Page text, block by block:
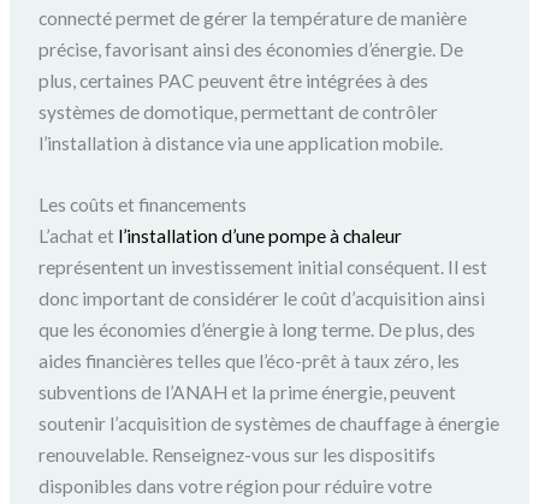
connecté permet de gérer la température de manière
précise, favorisant ainsi des économies d’énergie. De
plus, certaines PAC peuvent être intégrées à des
systèmes de domotique, permettant de contrôler
l’installation à distance via une application mobile.
Les coûts et financements
L’achat et l’installation d’une pompe à chaleur
représentent un investissement initial conséquent. Il est
donc important de considérer le coût d’acquisition ainsi
que les économies d’énergie à long terme. De plus, des
aides financières telles que l’éco-prêt à taux zéro, les
subventions de l’ANAH et la prime énergie, peuvent
soutenir l’acquisition de systèmes de chauffage à énergie
renouvelable. Renseignez-vous sur les dispositifs
disponibles dans votre région pour réduire votre